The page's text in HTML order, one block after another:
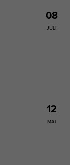
08
JULI
12
MAI